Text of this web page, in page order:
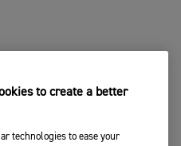
to create a better
technologies to ease your